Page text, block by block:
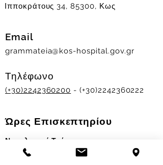
Ιπποκράτους 34, 85300, Κως
Email
grammateia@kos-hospital.gov.gr
Τηλέφωνο
(+30)2242360200 - (+30)2242360222
Ώρες Επισκεπτηρίου
Νοσηλευτικά Τμήματα
Χειμερινό ωράριο: 11.00-13.00
17.30-19.30